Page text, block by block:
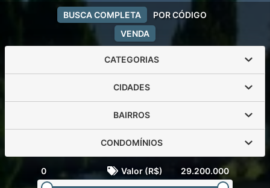
VENDA
BUSCA COMPLETA POR CÓDIGO
CATEGORIAS
CIDADES
BAIRROS
CONDOMÍNIOS
0 Valor (R$) 29.200.000